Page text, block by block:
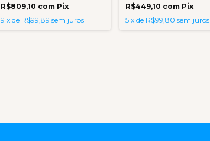
R$809,10 com Pix
9 x de R$99,89 sem juros
R$449,10 com Pix
5 xde R$99,80 sem juros